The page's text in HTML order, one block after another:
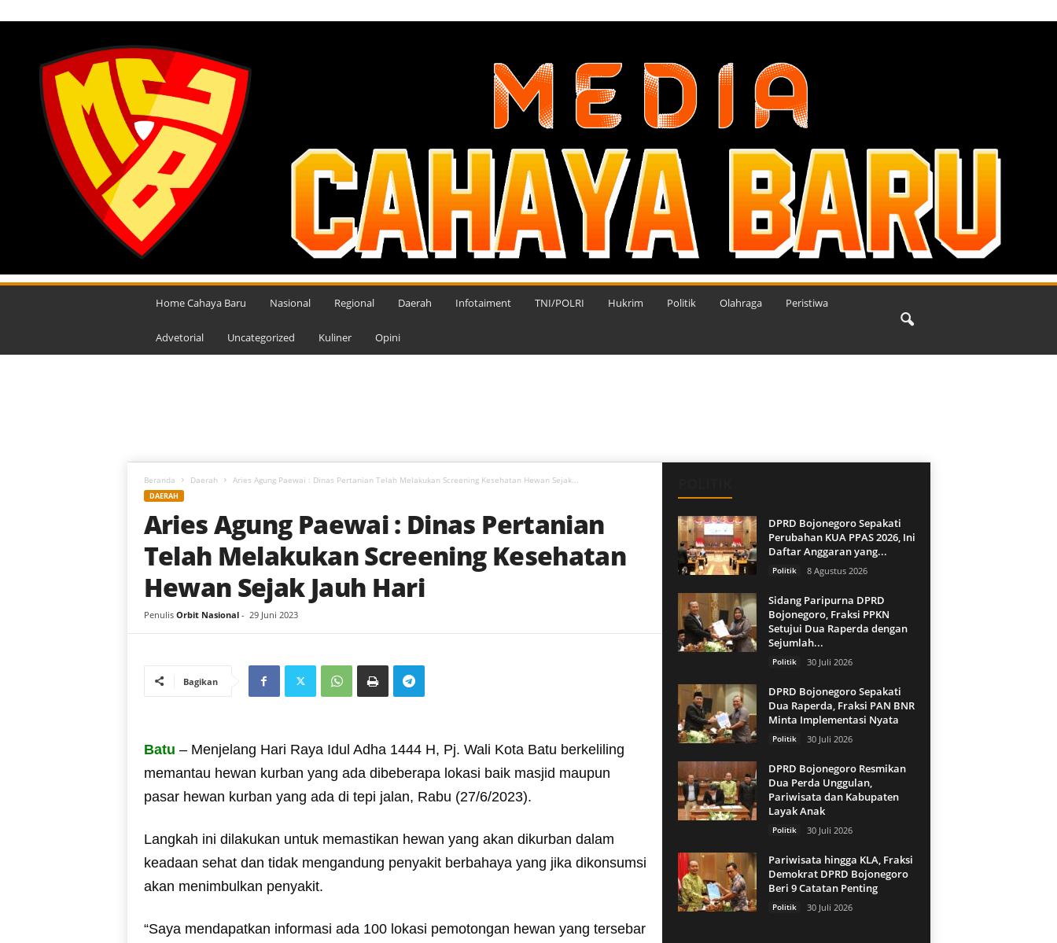
M
Home Cahaya Baru Nasional Regional Daerah Infotaiment TNI/POLRI Hukrim Politik Olahraga Peristiwa
Advetorial Uncategorized Kuliner Opini
Beranda Daerah Aries Agung Paewai : Dinas Pertanian Telah Melakukan Screening Kesehatan Hewan Sejak...
DAERAH
Aries Agung Paewai : Dinas Pertanian
Telah Melakukan Screening Kesehatan
Hewan Sejak Jauh Hari
Penulis Orbit Nasional- 29 Juni 2023
Bagikan
Batu – Menjelang Hari Raya Idul Adha 1444 H, Pj. Wali Kota Batu berkeliling
memantau hewan kurban yang ada dibeberapa lokasi baik masjid maupun
pasar hewan kurban yang ada di tepi jalan, Rabu (27/6/2023).
Langkah ini dilakukan untuk memastikan hewan yang akan dikurban dalam
keadaan sehat dan tidak mengandung penyakit berbahaya yang jika dikonsumsi
akan menimbulkan penyakit.
“Saya mendapatkan informasi ada 100 lokasi pemotongan hewan yang tersebar
DPRD Bojonegoro Sepakati
Perubahan KUA PPAS 2026, Ini
Daftar Anggaran yang...
Politik 8 Agustus 2026
Sidang Paripurna DPRD
Bojonegoro, Fraksi PPKN
Setujui Dua Raperda dengan
Sejumlah...
Politik 30 Juli 2026
DPRD Bojonegoro Sepakati
Dua Raperda, Fraksi PAN BNR
Minta Implementasi Nyata
Politik 30 Juli 2026
DPRD Bojonegoro Resmikan
Dua Perda Unggulan,
Pariwisata dan Kabupaten
Layak Anak
Politik 30 Juli 2026
Pariwisata hingga KLA, Fraksi
Demokrat DPRD Bojonegoro
Beri 9 Catatan Penting
Politik 30 Juli 2026